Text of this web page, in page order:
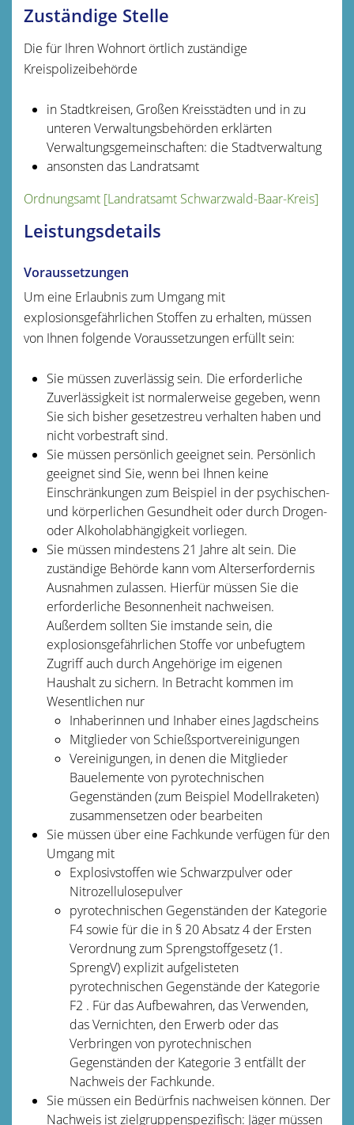
Zuständige Stelle
Die für Ihren Wohnort örtlich zuständige
Kreispolizeibehörde
in Stadtkreisen, Großen Kreisstädten und in zu
unteren Verwaltungsbehörden erklärten
Verwaltungsgemeinschaften: die Stadtverwaltung
ansonsten das Landratsamt
Ordnungsamt [Landratsamt Schwarzwald-Baar-Kreis]
Leistungsdetails
Voraussetzungen
Um eine Erlaubnis zum Umgang mit
explosionsgefährlichen Stoffen zu erhalten, müssen
von Ihnen folgende Voraussetzungen erfüllt sein:
Sie müssen zuverlässig sein. Die erforderliche
Zuverlässigkeit ist normalerweise gegeben, wenn
Sie sich bisher gesetzestreu verhalten haben und
nicht vorbestraft sind.
Sie müssen persönlich geeignet sein. Persönlich
geeignet sind Sie, wenn bei Ihnen keine
Einschränkungen zum Beispiel in der psychischen-
und körperlichen Gesundheit oder durch Drogen-
oder Alkoholabhängigkeit vorliegen.
Sie müssen mindestens 21 Jahre alt sein. Die
zuständige Behörde kann vom Alterserfordernis
Ausnahmen zulassen. Hierfür müssen Sie die
erforderliche Besonnenheit nachweisen.
Außerdem sollten Sie imstande sein, die
explosionsgefährlichen Stoffe vor unbefugtem
Zugriff auch durch Angehörige im eigenen
Haushalt zu sichern. In Betracht kommen im
Wesentlichen nur
Inhaberinnen und Inhaber eines Jagdscheins
Mitglieder von Schießsportvereinigungen
Vereinigungen, in denen die Mitglieder
Bauelemente von pyrotechnischen
Gegenständen (zum Beispiel Modellraketen)
zusammensetzen oder bearbeiten
Sie müssen über eine Fachkunde verfügen für den
Umgang mit
Explosivstoffen wie Schwarzpulver oder
Nitrozellulosepulver
pyrotechnischen Gegenständen der Kategorie
F4 sowie für die in § 20 Absatz 4 der Ersten
Verordnung zum Sprengstoffgesetz (1.
SprengV) explizit aufgelisteten
pyrotechnischen Gegenstände der Kategorie
F2 . Für das Aufbewahren, das Verwenden,
das Vernichten, den Erwerb oder das
Verbringen von pyrotechnischen
Gegenständen der Kategorie 3 entfällt der
Nachweis der Fachkunde.
Sie müssen ein Bedürfnis nachweisen können. Der
Nachweis ist zielgruppenspezifisch: Jäger müssen